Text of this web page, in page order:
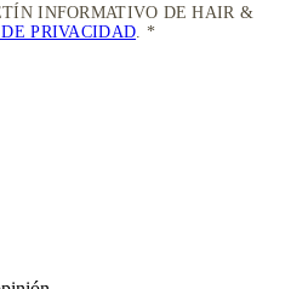
INFORMATIVO DE HAIR &
PRIVACIDAD.